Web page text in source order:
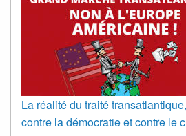
La réalité du traité
contre la démocratie et contre le